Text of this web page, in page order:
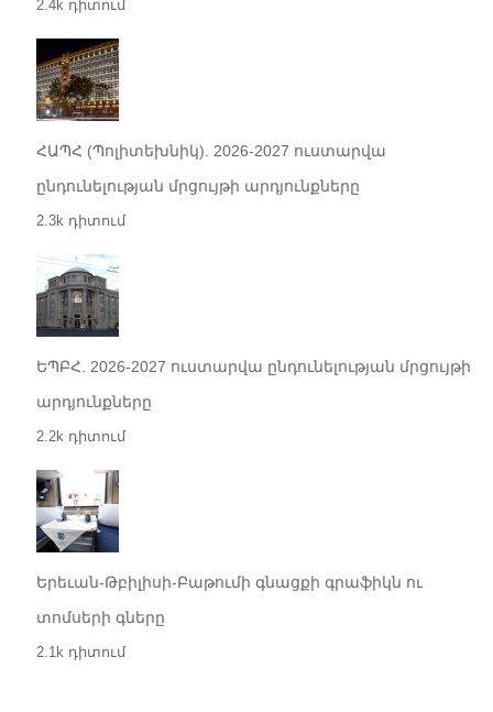
2.4k դիտում
ՀԱՊՀ (Պոլիտեխնիկ). 2026-2027 ուստարվա
ընդունելության մրցույթի արդյունքները
2.3k դիտում
ԵՊԲՀ. 2026-2027 ուստարվա ընդունելության մրցույթի
արդյունքները
2.2k դիտում
Երեւան-Թբիլիսի-Բաթումի գնացքի գրաֆիկն ու
տոմսերի գները
2.1k դիտում